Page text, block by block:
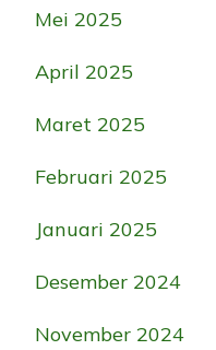
Mei 2025
April 2025
Maret 2025
Februari 2025
Januari 2025
Desember 2024
November 2024